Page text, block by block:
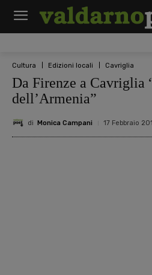
Cultura Edizioni locali Cavriglia
Da Firenze a Cavriglia
dell’Armenia”
di Monica Campani 17 Febbraio